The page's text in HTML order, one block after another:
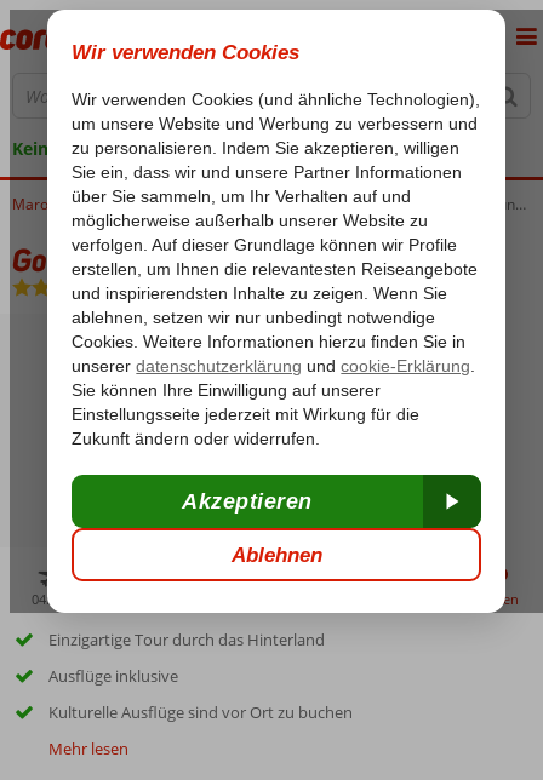
Keine versteckten Kosten
Home
Marokko Zentralmarokko Marrakesch Rundreisen Marokko Goldene Dünen
Goldene Dünen
Frühstück
04:00 merken
Einzigartige Tour durch das Hinterland
Ausflüge inklusive
Kulturelle Ausflüge sind vor Ort zu buchen
Mehr lesen